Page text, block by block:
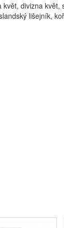
divizna
lišejník,